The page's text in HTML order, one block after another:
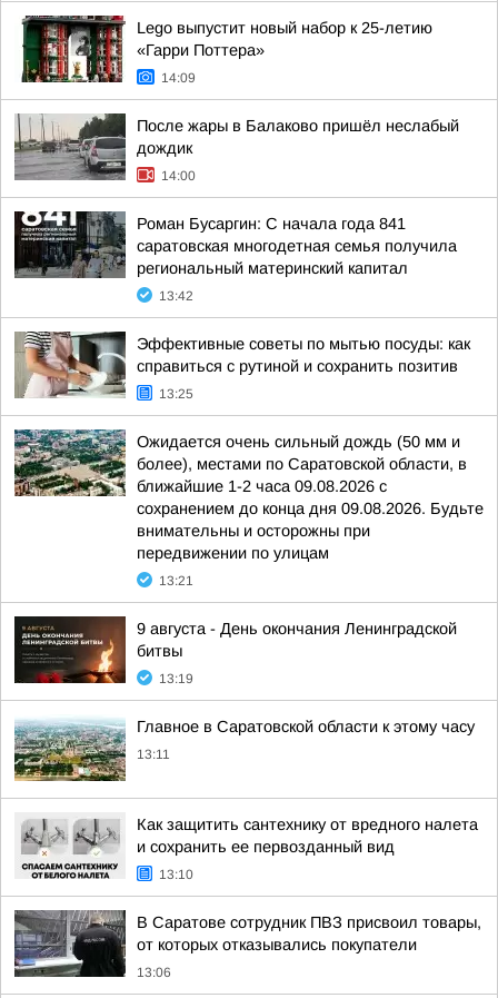
Lego выпустит новый набор к 25-летию
«Гарри Поттера»
14:09
После жары в Балаково пришёл неслабый
дождик
14:00
Роман Бусаргин: С начала года 841
саратовская многодетная семья получила
региональный материнский капитал
13:42
Эффективные советы по мытью посуды: как
справиться с рутиной и сохранить позитив
13:25
Ожидается очень сильный дождь (50 мм и
более), местами по Саратовской области, в
ближайшие 1-2 часа 09.08.2026 с
сохранением до конца дня 09.08.2026. Будьте
внимательны и осторожны при
передвижении по улицам
13:21
9 августа - День окончания Ленинградской
битвы
13:19
Главное в Саратовской области к этому часу
13:11
Как защитить сантехнику от вредного налета
и сохранить ее первозданный вид
13:10
В Саратове сотрудник ПВЗ присвоил товары,
от которых отказывались покупатели
13:06